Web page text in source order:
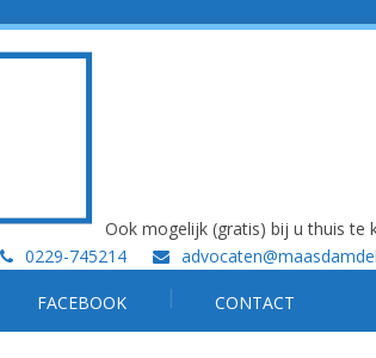
Ook mogelijk (gratis) bij u thuis te
0229-745214
FACEBOOK CONTACT